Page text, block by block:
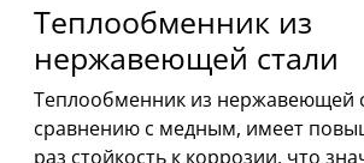
Теплообменник из
нержавеющей стали
Теплообменник из нержавеющей
сравнению с медным, имеет
раз стойкость к коррозии, что